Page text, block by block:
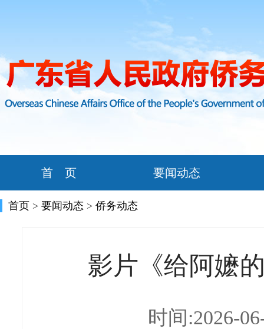
首 页 要闻动态
首页 > 要闻动态 > 侨务动态
影片《给阿嬷
时间:2026-